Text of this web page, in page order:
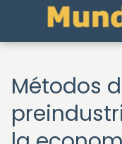
Métodos